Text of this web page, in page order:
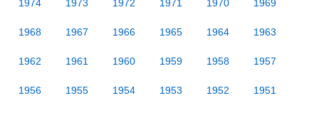
1974 1973 1972 1971 1970 1969
1968 1967 1966 1965 1964 1963
1962 1961 1960 1959 1958 1957
1956 1955 1954 1953 1952 1951